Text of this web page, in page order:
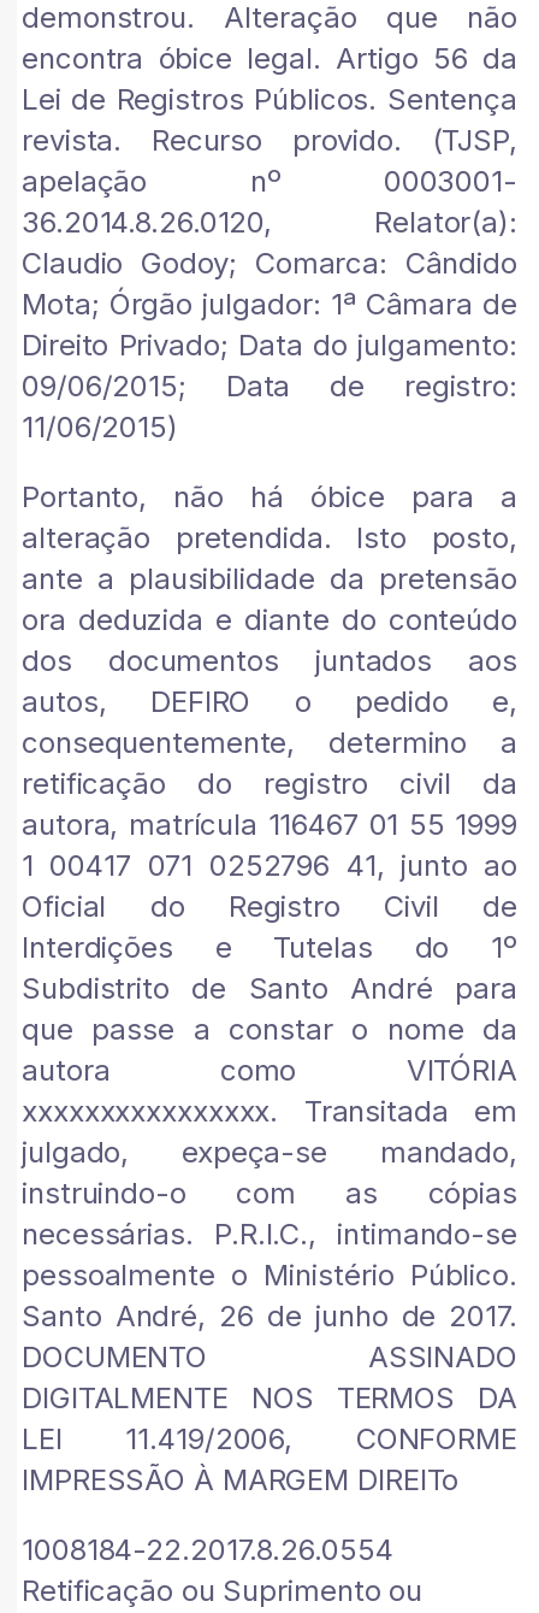
demonstrou. Alteração que não
encontra óbice legal. Artigo 56 da
Lei de Registros Públicos. Sentença
revista. Recurso provido. (TJSP,
apelação nº 0003001-
36.2014.8.26.0120, Relator(a):
Claudio Godoy; Comarca: Cândido
Mota; Órgão julgador: 1ª Câmara de
Direito Privado; Data do julgamento:
09/06/2015; Data de registro:
11/06/2015)
Portanto, não há óbice para a
alteração pretendida. Isto posto,
ante a plausibilidade da pretensão
ora deduzida e diante do conteúdo
dos documentos juntados aos
autos, DEFIRO o pedido e,
consequentemente, determino a
retificação do registro civil da
autora, matrícula 116467 01 55 1999
1 00417 071 0252796 41, junto ao
Oficial do Registro Civil de
Interdições e Tutelas do 1º
Subdistrito de Santo André para
que passe a constar o nome da
autora como VITÓRIA
xxxxxxxxxxxxxxxx. Transitada em
julgado, expeça-se mandado,
instruindo-o com as cópias
necessárias. P.R.I.C., intimando-se
pessoalmente o Ministério Público.
Santo André, 26 de junho de 2017.
DOCUMENTO ASSINADO
DIGITALMENTE NOS TERMOS DA
LEI 11.419/2006, CONFORME
IMPRESSÃO À MARGEM DIREITo
1008184-22.2017.8.26.0554
Retificação ou Suprimento ou